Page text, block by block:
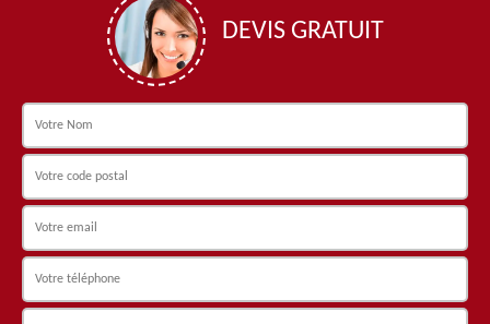
DEVIS GRATUIT